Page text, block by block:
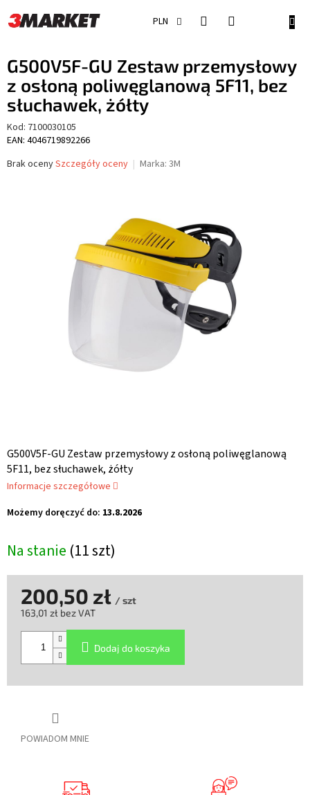
do
treści
PLN
G500V5F-GU Zestaw przemysłowy
z osłoną poliwęglanową 5F11, bez
słuchawek, żółty
Kod: 7100030105
EAN: 4046719892266
Średnia
Brak ocenySzczegóły oceny Marka: 3M
Na stanie (11 szt)
Możemy doręczyć do: 13.8.2026
G500V5F-GU Zestaw przemysłowy z osłoną poliwęglanową
5F11, bez słuchawek, żółty
Informacje szczegółowe
POWIADOM MNIE
200,50 zł / szt
163,01 zł bez VAT
jednostkowa:
Dodaj do koszyka